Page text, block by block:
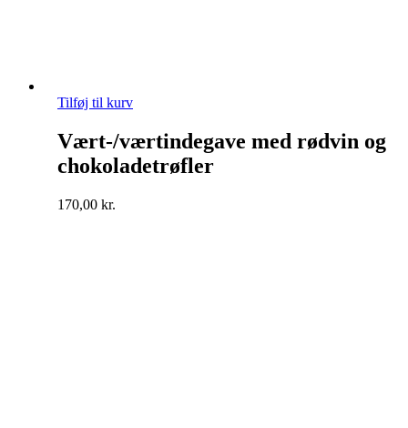
Tilføj til kurv
Vært-/værtindegave med rødvin og
chokoladetrøfler
170,00 kr.